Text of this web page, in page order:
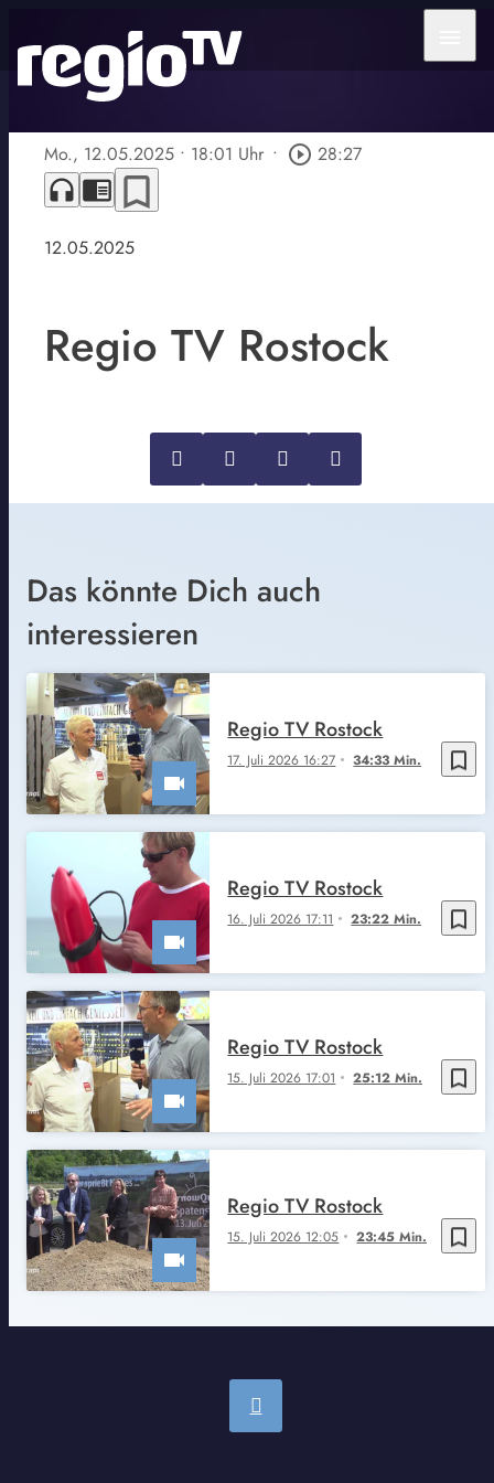
Mo., 12.05.2025 • 18:01 Uhr • play_circle_outline 28:27
headphones chrome_reader_mode bookmark_border
12.05.2025
Regio TV Rostock
Das könnte Dich auch
interessieren
bookmark_border
17. Juli 2026 16:27 34:33 Min.
Regio TV Rostock
bookmark_border
16. Juli 2026 17:11 23:22 Min.
Regio TV Rostock
bookmark_border
15. Juli 2026 17:01 25:12 Min.
Regio TV Rostock
bookmark_border
15. Juli 2026 12:05 23:45 Min.
Regio TV Rostock